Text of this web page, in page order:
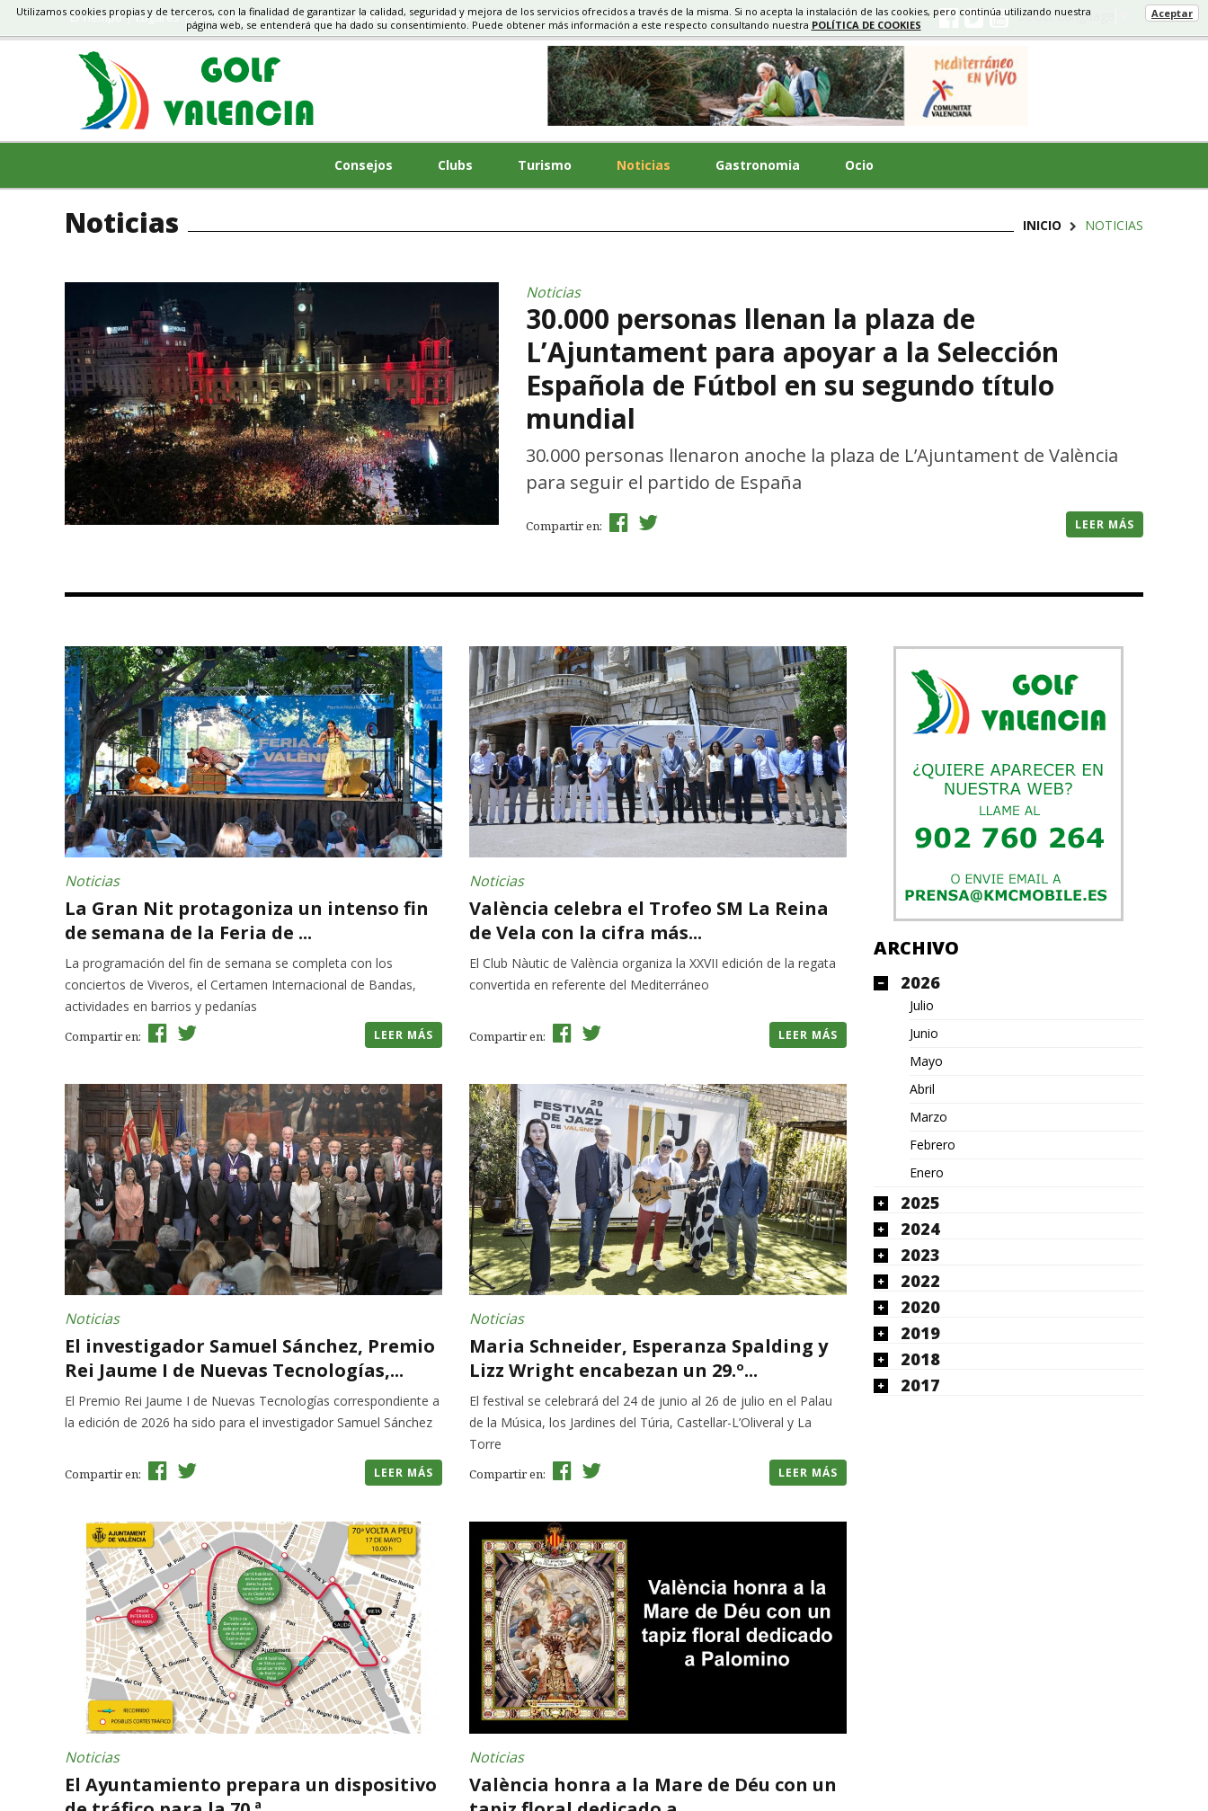
El Tiempo Lugares Cómo llegar CLUBS, TORNEOS, TURISMO Select Language
Consejos Clubs Turismo Noticias Gastronomia Ocio
Noticias INICIO NOTICIAS
Noticias
30.000 personas llenan la plaza de
L’Ajuntament para apoyar a la Selección
Española de Fútbol en su segundo título
mundial
30.000 personas llenaron anoche la plaza de L’Ajuntament de València
para seguir el partido de España
Compartir en: LEER MÁS
Noticias
La Gran Nit protagoniza un intenso fin
de semana de la Feria de ...
La programación del fin de semana se completa con los
conciertos de Viveros, el Certamen Internacional de Bandas,
actividades en barrios y pedanías
Compartir en: LEER MÁS
Noticias
València celebra el Trofeo SM La Reina
de Vela con la cifra más...
El Club Nàutic de València organiza la XXVII edición de la regata
convertida en referente del Mediterráneo
Compartir en: LEER MÁS
Noticias
El investigador Samuel Sánchez, Premio
Rei Jaume I de Nuevas Tecnologías,...
El Premio Rei Jaume I de Nuevas Tecnologías correspondiente a
la edición de 2026 ha sido para el investigador Samuel Sánchez
Compartir en: LEER MÁS
Noticias
Maria Schneider, Esperanza Spalding y
Lizz Wright encabezan un 29.º...
El festival se celebrará del 24 de junio al 26 de julio en el Palau
de la Música, los Jardines del Túria, Castellar-L’Oliveral y La
Torre
Compartir en: LEER MÁS
Noticias
El Ayuntamiento prepara un dispositivo
Noticias
València honra a la Mare de Déu con un
ARCHIVO
2026
Julio
Junio
Mayo
Abril
Marzo
Febrero
Enero
2025
2024
2023
2022
2020
2019
2018
2017
Utilizamos cookies propias y de terceros, con la finalidad de garantizar la calidad, seguridad y mejora de los servicios ofrecidos a través de la misma. Si no acepta la instalación de las cookies, pero continúa utilizando nuestra
página web, se entenderá que ha dado su consentimiento. Puede obtener más información a este respecto consultando nuestra POLÍTICA DE COOKIES
Aceptar